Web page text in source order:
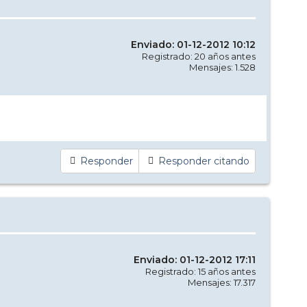
Enviado: 01-12-2012 10:12
Registrado: 20 años antes
Mensajes: 1.528
Responder Responder citando
Enviado: 01-12-2012 17:11
Registrado: 15 años antes
Mensajes: 17.317